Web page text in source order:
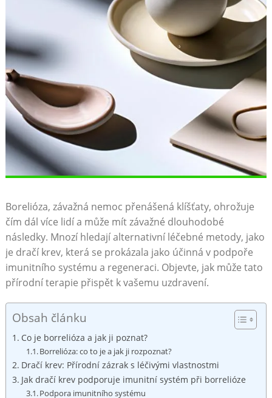
Borelióza, závažná nemoc přenášená klíšťaty, ohrožuje
čím dál více lidí a může mít závažné dlouhodobé
následky. Mnozí hledají alternativní léčebné metody, jako
je dračí krev, která se prokázala jako účinná v podpoře
imunitního systému a regeneraci. Objevte, jak může tato
přírodní terapie přispět k vašemu uzdravení.
Obsah článku
Co je borrelióza a jak ji poznat?
Borrelióza: co to je a jak ji rozpoznat?
Dračí krev: Přírodní zázrak s léčivými vlastnostmi
Jak dračí krev podporuje imunitní systém při borrelióze
Podpora imunitního systému